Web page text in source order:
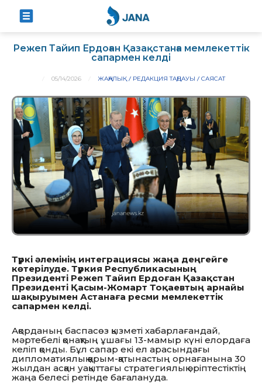
Режеп Тайип Ердоған Қазақстанға мемлекеттік
сапармен келді
05/14/2026 ЖАҢАЛЫҚ РЕДАКЦИЯ ТАҢДАУЫ САЯСАТ
Түркі әлемінің интеграциясы жаңа деңгейге
көтерілуде. Түркия Республикасының
Президенті Режеп Тайип Ердоған Қазақстан
Президенті Қасым-Жомарт Тоқаевтың арнайы
шақыруымен Астанаға ресми мемлекеттік
сапармен келді.
Ақорданың баспасөз қызметі хабарлағандай,
мәртебелі қонақтың ұшағы 13-мамыр күні елордаға
келіп қонды. Бұл сапар екі ел арасындағы
дипломатиялық қарым-қатынастың орнағанына 30
жылдан асқан уақыттағы стратегиялық әріптестіктің
жаңа белесі ретінде бағалануда.